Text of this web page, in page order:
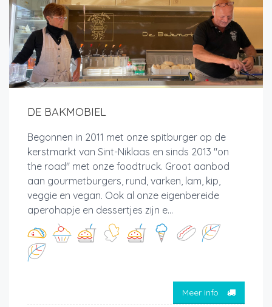
DE BAKMOBIEL
Begonnen in 2011 met onze spitburger op de
kerstmarkt van Sint-Niklaas en sinds 2013 "on
the road" met onze foodtruck. Groot aanbod
aan gourmetburgers, rund, varken, lam, kip,
veggie en vegan. Ook al onze eigenbereide
aperohapje en dessertjes zijn e...
Meer info